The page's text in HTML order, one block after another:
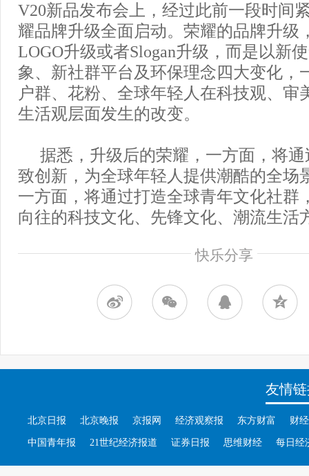
V20新品发布会上，经过此前一段时间
耀品牌升级全面启动。荣耀的品牌升级
LOGO升级或者Slogan升级，而是以新
象、新社群平台及环保理念四大变化，
户群、花粉、全球年轻人在科技观、审
生活观层面发生的改变。
据悉，升级后的荣耀，一方面，将
致创新，为全球年轻人提供潮酷的全场
一方面，将通过打造全球青年文化社群
向往的科技文化、先锋文化、潮流生活
快乐分享
友情
北京日报 北京晚报 京报网 经济观察报 东方财富 财
中国青年报 21世纪经济报道 证券日报 思维财经 每日经